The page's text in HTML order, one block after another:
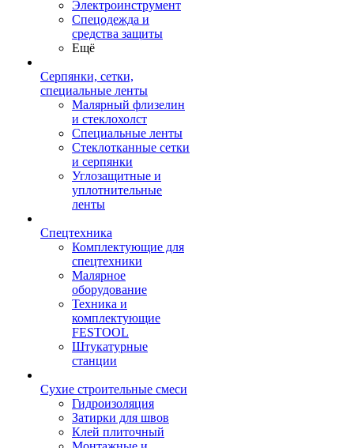
Электроинструмент
Спецодежда и
средства защиты
Ещё
Серпянки, сетки,
специальные ленты
Малярный флизелин
и стеклохолст
Специальные ленты
Стеклотканные сетки
и серпянки
Углозащитные и
уплотнительные
ленты
Спецтехника
Комплектующие для
спецтехники
Малярное
оборудование
Техника и
комплектующие
FESTOOL
Штукатурные
станции
Сухие строительные смеси
Гидроизоляция
Затирки для швов
Клей плиточный